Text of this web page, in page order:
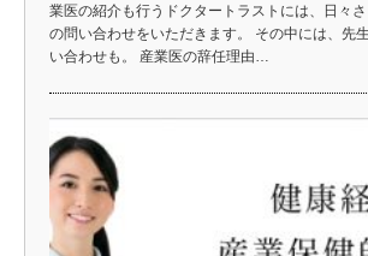
業医の紹介も行うドクタートラストには、日々
の問い合わせをいただきます。 その中には、先
い合わせも。 産業医の辞任理由…